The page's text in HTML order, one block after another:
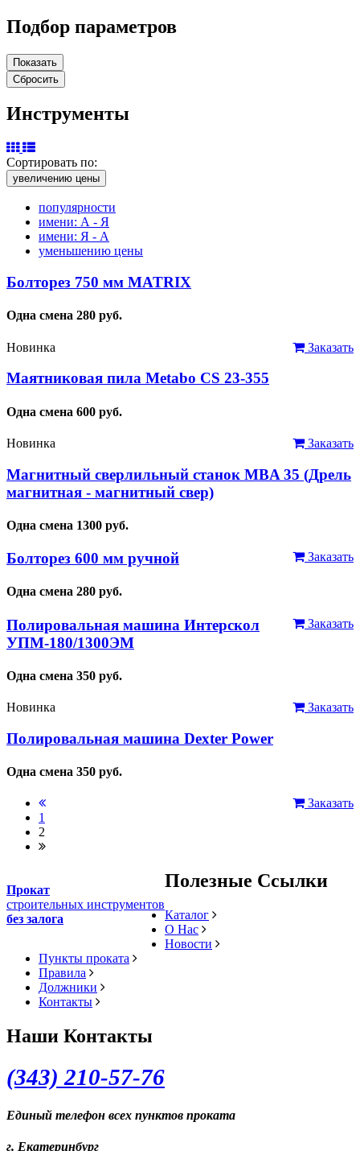
Подбор параметров
Инструменты
Сортировать по:
увеличению цены
популярности
имени: А - Я
имени: Я - А
уменьшению цены
Болторез 750 мм MATRIX
Одна смена 280 руб.
Заказать
Новинка
Маятниковая пила Metabo CS 23-355
Одна смена 600 руб.
Заказать
Новинка
Магнитный сверлильный станок MBA 35 (Дрель
магнитная - магнитный свер)
Одна смена 1300 руб.
Заказать
Болторез 600 мм ручной
Одна смена 280 руб.
Заказать
Полировальная машина Интерскол
УПМ-180/1300ЭМ
Одна смена 350 руб.
Заказать
Новинка
Полировальная машина Dexter Power
Одна смена 350 руб.
Заказать
1
2
Прокат
строительных инструментов
без залога
Полезные Ссылки
Каталог
О Нас
Новости
Пункты проката
Правила
Должники
Контакты
Наши Контакты
(343) 210-57-76
Единый телефон всех пунктов проката
г. Екатеринбург